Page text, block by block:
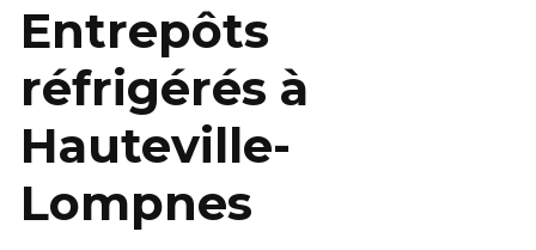
Entrepôts
réfrigérés à
Hauteville-
Lompnes